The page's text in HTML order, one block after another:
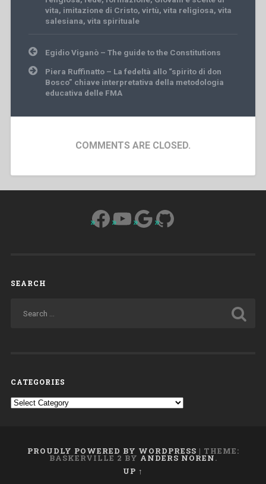
vita, imitazione di Cristo, virtù, vita religiosa, vita
salesiana, vita spirituale
Post
navigation
Egidio Viganò – The guide to the Constitutions
Piera Ruffinatto – La fedeltà allo “spirito di don
Bosco” chiave interpretativa della metodologia
educativa delle FMA
COMMENTS ARE CLOSED.
Facebook
YouTube
Google
GitHub
SEARCH
CATEGORIES
Categories
PROUDLY POWERED BY WORDPRESS | THEME:
BASKERVILLE 2 BY ANDERS NOREN.
UP ↑